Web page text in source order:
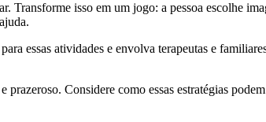
Transforme isso em um jogo: a pessoa escolhe
essas atividades e envolva terapeutas e
Considere como essas estratégias